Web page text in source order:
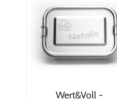
Wert&Voll -